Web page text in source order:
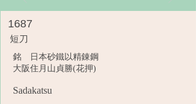
1687
短刀
銘 日本砂鐵以精錬鋼
大阪住月山貞勝(花押)
Sadakatsu